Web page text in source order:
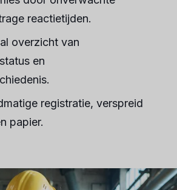
reactietijden.
overzicht van
en
registratie, verspreid
papier.